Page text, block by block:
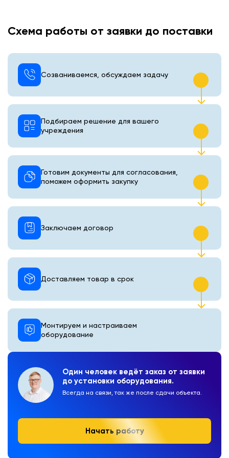
Схема работы от заявки до поставки
Один человек ведёт заказ от заявки
до установки оборудования.
Всегда на связи, так же после сдачи объекта.
Начать работу
Созваниваемся, обсуждаем задачу
Подбираем решение для вашего
учреждения
Готовим документы для согласования,
поможем оформить закупку
Монтируем и настраиваем
оборудование
Доставляем товар в срок
Заключаем договор